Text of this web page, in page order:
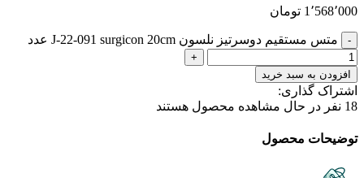
1٬568٬000 تومان
متس مستقیم دوسرتیز نلسون J-22-091 surgicon 20cm عدد
افزودن به سبد خرید
اشتراک گذاری:
18 نفر در حال مشاهده محصول هستند
توضیحات محصول